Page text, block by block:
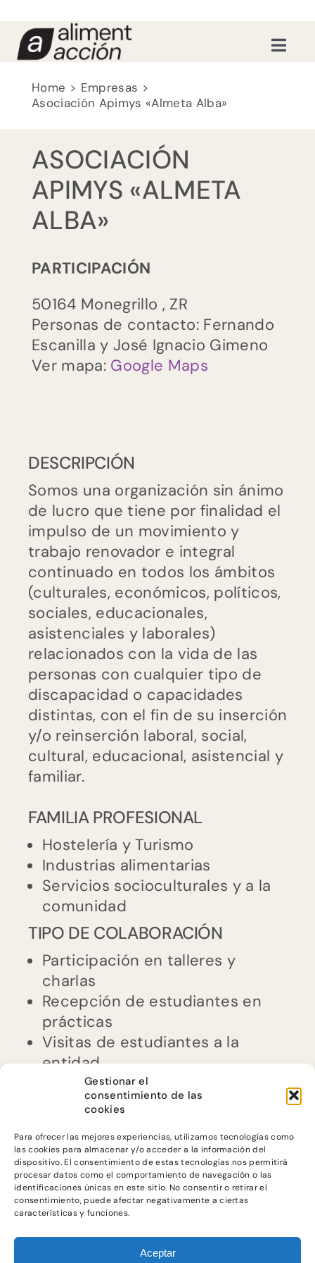
Gestionar el
consentimiento de las
cookies
Para ofrecer las mejores experiencias, utilizamos tecnologías como
las cookies para almacenar y/o acceder a la información del
dispositivo. El consentimiento de estas tecnologías nos permitirá
procesar datos como el comportamiento de navegación o las
identificaciones únicas en este sitio. No consentir o retirar el
consentimiento, puede afectar negativamente a ciertas
características y funciones.
Aceptar
contenido
Recursos educativos
Nosotras
Actualidad
Contacto
CA
Home
Empresas
Asociación Apimys «Almeta Alba»
ASOCIACIÓN
APIMYS «ALMETA
ALBA»
PARTICIPACIÓN
50164 Monegrillo , ZR
Personas de contacto: Fernando
Escanilla y José Ignacio Gimeno
Ver mapa: Google Maps
DESCRIPCIÓN
Somos una organización sin ánimo
de lucro que tiene por finalidad el
impulso de un movimiento y
trabajo renovador e integral
continuado en todos los ámbitos
(culturales, económicos, políticos,
sociales, educacionales,
asistenciales y laborales)
relacionados con la vida de las
personas con cualquier tipo de
discapacidad o capacidades
distintas, con el fin de su inserción
y/o reinserción laboral, social,
cultural, educacional, asistencial y
familiar.
FAMILIA PROFESIONAL
Hostelería y Turismo
Industrias alimentarias
Servicios socioculturales y a la
comunidad
TIPO DE COLABORACIÓN
Participación en talleres y
charlas
Recepción de estudiantes en
prácticas
Visitas de estudiantes a la
entidad
ALIMENTARIA